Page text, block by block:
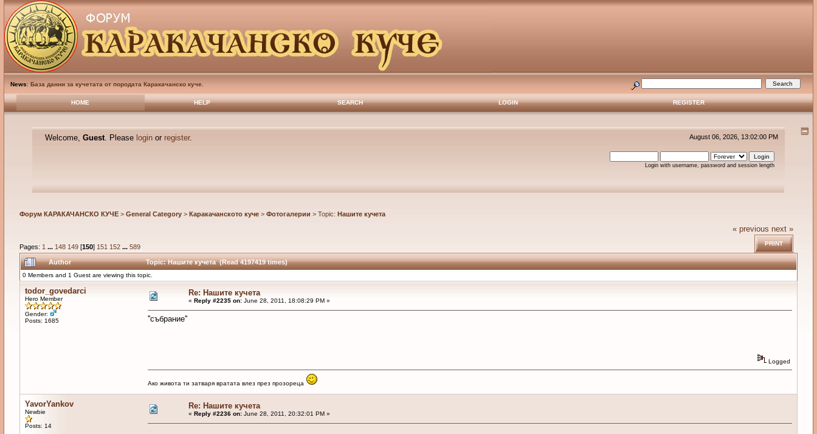
News: База данни за кучетата от породата Каракачанско куче.
HOME HELP SEARCH LOGIN REGISTER
Welcome,Guest. Please login or register. August 06, 2026, 13:02:00 PM
Login with username, password and session length
Форум КАРАКАЧАНСКО КУЧЕ> General Category> Каракачанското куче> Фотогалерии > Topic: Нашите кучета
Pages: 1 ... 148 149[150] 151 152 ... 589
« previous next »
PRINT
Author Topic: Нашите кучета (Read 4197419 times)
0 Members and 1 Guest are viewing this topic.
todor_govedarci
Hero Member
Gender:
Posts: 1685
Re: Нашите кучета
« Reply #2235 on:June 28, 2011, 18:08:29 PM »
''събрание''
Logged
Ако живота ти затваря вратата влез през прозореца
YavorYankov
Newbie
Posts: 14
Re: Нашите кучета
« Reply #2236 on:June 28, 2011, 20:32:01 PM »